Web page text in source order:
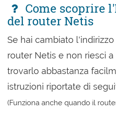
Come scoprire
del router Netis
Se hai cambiato
router Netis e non riesci
trovarlo abbastanza
istruzioni riportate di
(Funziona anche quando il